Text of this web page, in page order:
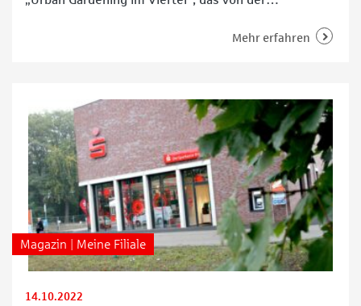
initiiert wurde. Mit tatkräftiger Unterstützung der
das
Mehr erfahren
Magazin | Meine Filiale
14.10.2022